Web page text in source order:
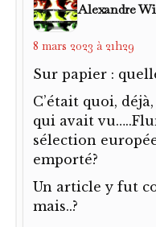
Alexandre
8 mars 2023 à 21h29
Sur papier :
C’était quoi,
qui avait
sélection
emporté?
Un article y fut
mais..?